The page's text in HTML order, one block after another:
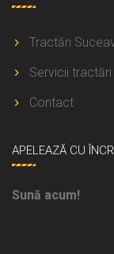
Tractări
Servicii tractări
Contact
APELEAZĂ CU
Sună acum!